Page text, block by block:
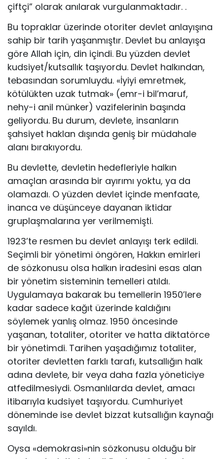
çiftçi” olarak anılarak vurgulanmaktadır. .
Bu topraklar üzerinde otoriter devlet anlayışına
sahip bir tarih yaşanmıştır. Devlet bu anlayışa
göre Allah için, din içindi. Bu yüzden devlet
kudsiyet/kutsallık taşıyordu. Devlet halkından,
tebasından sorumluydu. «İyiyi emretmek,
kötülükten uzak tutmak» (emr-i bil’maruf,
nehy-i anil münker) vazifelerinin başında
geliyordu. Bu durum, devlete, insanların
şahsiyet haklan dışında geniş bir müdahale
alanı bırakıyordu.
Bu devlette, devletin hedefleriyle halkın
amaçlan arasında bir ayırımı yoktu, ya da
olamazdı. O yüzden devlet içinde menfaate,
inanca ve düşünceye dayanan iktidar
gruplaşmalarına yer verilmemişti.
1923’te resmen bu devlet anlayışı terk edildi.
Seçimli bir yönetimi öngören, Hakkın emirleri
de sözkonusu olsa halkın iradesini esas alan
bir yönetim sisteminin temelleri atıldı.
Uygulamaya bakarak bu temellerin 1950’lere
kadar sadece kağıt üzerinde kaldığını
söylemek yanlış olmaz. 1950 öncesinde
yaşanan, totaliter, otoriter ve hatta diktatörce
bir yönetimdi. Tarihen yaşadığımız totaliter,
otoriter devletten farklı tarafı, kutsallığın halk
adına devlete, bir veya daha fazla yöneticiye
atfedilmesiydi. Osmanlılarda devlet, amacı
itibarıyla kudsiyet taşıyordu. Cumhuriyet
döneminde ise devlet bizzat kutsallığın kaynağı
sayıldı.
Oysa «demokrasi»nin sözkonusu olduğu bir